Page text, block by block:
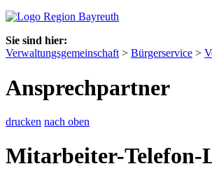
Sie sind hier:
Verwaltungsgemeinschaft > Bürgerservice >
Ansprechpartner
drucken nach oben
Mitarbeiter-Telefon-